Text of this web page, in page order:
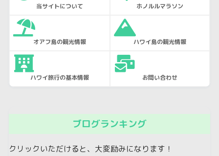
当サイトについて ホノルルマラソン
オアフ島の観光情報 ハワイ島の観光情報
ハワイ旅行の基本情報 お問い合わせ
ブログランキング
クリックいただけると、大変励みになります！